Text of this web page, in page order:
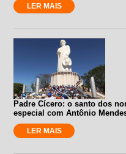
LER MAIS
Padre Cícero: o santo dos
especial com Antônio
LER MAIS